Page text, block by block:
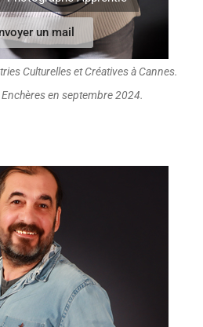
un mail
Culturelles et Créatives à Cannes.
en septembre 2024.